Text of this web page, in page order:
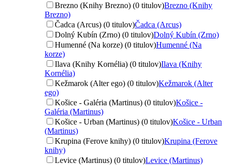
Brezno (Knihy Brezno) (0 titulov)Brezno (Knihy
Brezno)
Čadca (Arcus) (0 titulov)Čadca (Arcus)
Dolný Kubín (Zrno) (0 titulov)Dolný Kubín (Zrno)
Humenné (Na korze) (0 titulov)Humenné (Na
korze)
Ilava (Knihy Kornélia) (0 titulov)Ilava (Knihy
Kornélia)
Kežmarok (Alter ego) (0 titulov)Kežmarok (Alter
ego)
Košice - Galéria (Martinus) (0 titulov)Košice -
Galéria (Martinus)
Košice - Urban (Martinus) (0 titulov)Košice - Urban
(Martinus)
Krupina (Ferove knihy) (0 titulov)Krupina (Ferove
knihy)
Levice (Martinus) (0 titulov)Levice (Martinus)